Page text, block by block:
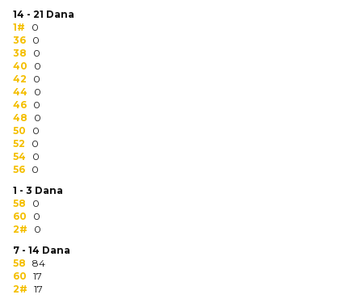
TEKSTIL
RADNA OPREMA
14 - 21 Dana
1#
0
36 0
38
0
40
0
42
0
44
0
46 0
48
0
50
0
52
0
54
0
56 0
1 - 3 Dana
58
0
60
0
2#
0
7 - 14 Dana
58 84
60 17
2# 17